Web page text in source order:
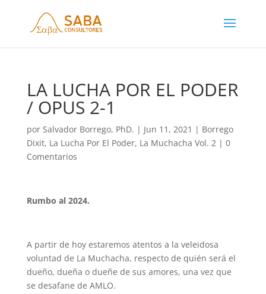
LA LUCHA POR EL PODER
/ OPUS 2-1
por Salvador Borrego, PhD. | Jun 11, 2021 | Borrego
Dixit, La Lucha Por El Poder, La Muchacha Vol. 2| 0
Comentarios
Rumbo al 2024.
A partir de hoy estaremos atentos a la veleidosa
voluntad de La Muchacha, respecto de quién será el
dueño, dueña o dueñe de sus amores, una vez que
se desafane de AMLO.